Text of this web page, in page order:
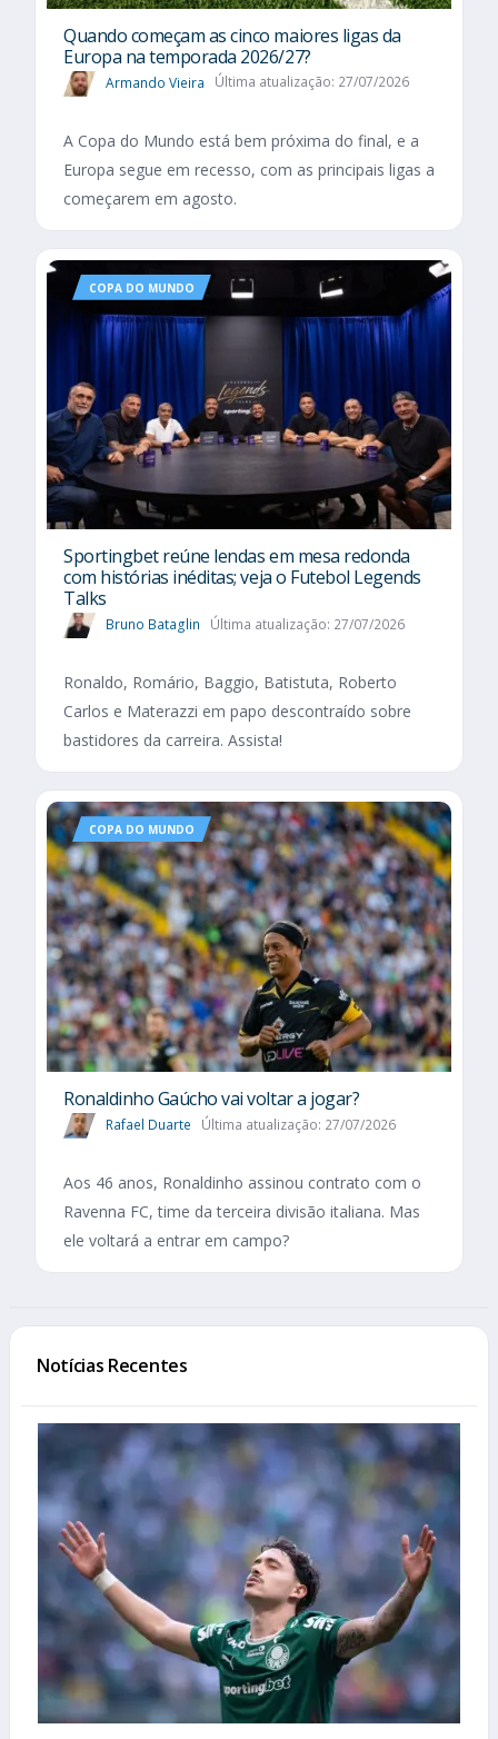
Quando começam as cinco maiores ligas da
Europa na temporada 2026/27?
Armando Vieira Última atualização: 27/07/2026
A Copa do Mundo está bem próxima do final, e a
Europa segue em recesso, com as principais ligas a
começarem em agosto.
COPA DO MUNDO
Sportingbet reúne lendas em mesa redonda
com histórias inéditas; veja o Futebol Legends
Talks
Bruno Bataglin Última atualização: 27/07/2026
Ronaldo, Romário, Baggio, Batistuta, Roberto
Carlos e Materazzi em papo descontraído sobre
bastidores da carreira. Assista!
COPA DO MUNDO
Ronaldinho Gaúcho vai voltar a jogar?
Rafael Duarte Última atualização: 27/07/2026
Aos 46 anos, Ronaldinho assinou contrato com o
Ravenna FC, time da terceira divisão italiana. Mas
ele voltará a entrar em campo?
Notícias Recentes